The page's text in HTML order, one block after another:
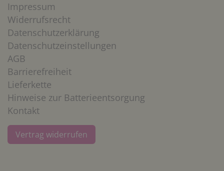
Impressum
Widerrufsrecht
Datenschutzerklärung
Datenschutzeinstellungen
AGB
Barrierefreiheit
Lieferkette
Hinweise zur Batterieentsorgung
Kontakt
Vertrag widerrufen